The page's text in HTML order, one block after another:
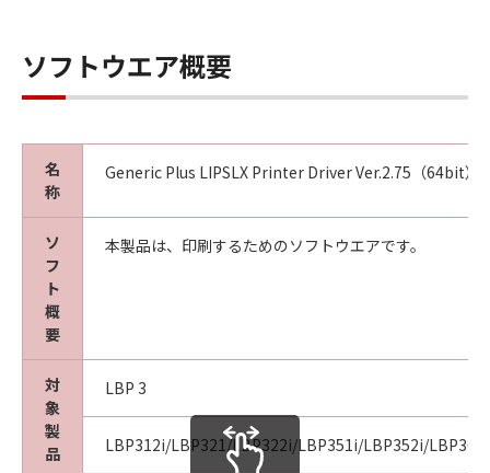
ソフトウエア概要
名
称
Generic Plus LIPSLX Printer Driver Ver.2.75（64bit）
ソ
フ
ト
概
要
本製品は、印刷するためのソフトウエアです。
対
象
製
品
LBP 3
LBP312i/LBP321/LBP322i/LBP351i/LBP352i/